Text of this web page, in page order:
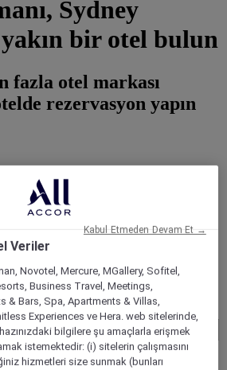
Sydney
bir otel bulun
fazla otel markası
rezervasyon yapın
website to view available hotels and
Veriler
Novotel, Mercure, MGallery, Sofitel,
Business Travel, Meetings,
& Bars, Spa, Apartments & Villas,
Experiences ve Hera. web sitelerinde,
bilgilere şu amaçlarla erişmek
istemektedir: (i) sitelerin çalışmasını
hizmetleri size sunmak (bunları
Kabul Etmeden Devam Et →